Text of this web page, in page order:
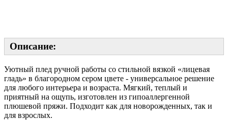
Описание:
Уютный плед ручной работы со стильной вязкой «лицевая
гладь» в благородном сером цвете - универсальное решение
для любого интерьера и возраста. Мягкий, теплый и
приятный на ощупь, изготовлен из гипоаллергенной
плюшевой пряжи. Подходит как для новорожденных, так и
для взрослых.